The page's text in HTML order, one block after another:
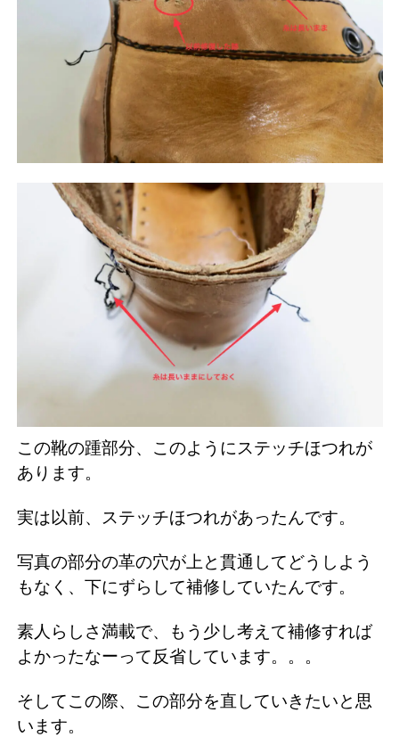
この靴の踵部分、このようにステッチほつれが
あります。
実は以前、ステッチほつれがあったんです。
写真の部分の革の穴が上と貫通してどうしよう
もなく、下にずらして補修していたんです。
素人らしさ満載で、もう少し考えて補修すれば
よかったなーって反省しています。。。
そしてこの際、この部分を直していきたいと思
います。